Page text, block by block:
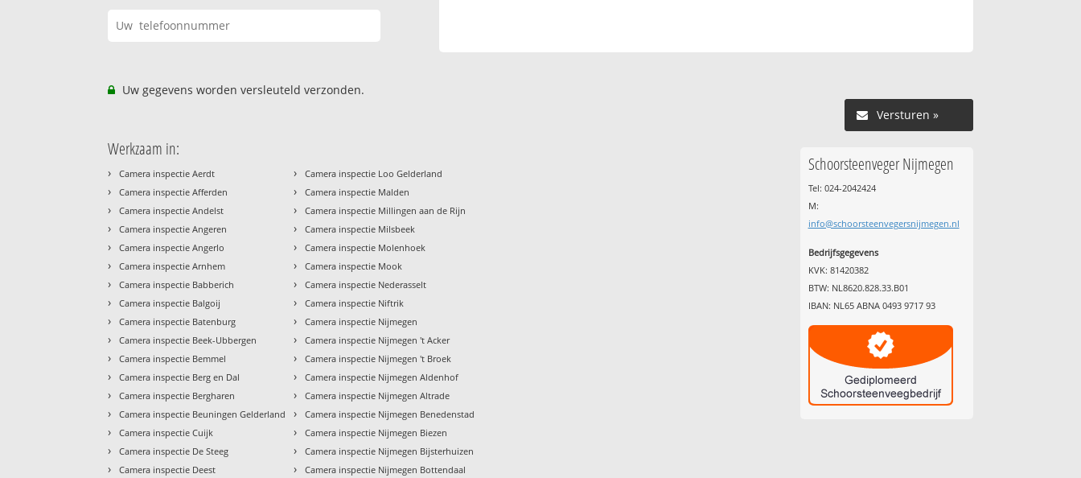
Uw gegevens worden versleuteld verzonden.
Versturen »
Werkzaam in:
› Camera inspectie Aerdt
› Camera inspectie Afferden
› Camera inspectie Andelst
› Camera inspectie Angeren
› Camera inspectie Angerlo
› Camera inspectie Arnhem
› Camera inspectie Babberich
› Camera inspectie Balgoij
› Camera inspectie Batenburg
› Camera inspectie Beek-Ubbergen
› Camera inspectie Bemmel
› Camera inspectie Berg en Dal
› Camera inspectie Bergharen
› Camera inspectie Beuningen Gelderland
› Camera inspectie Cuijk
› Camera inspectie De Steeg
› Camera inspectie Deest
› Camera inspectie Loo Gelderland
› Camera inspectie Malden
› Camera inspectie Millingen aan de Rijn
› Camera inspectie Milsbeek
› Camera inspectie Molenhoek
› Camera inspectie Mook
› Camera inspectie Nederasselt
› Camera inspectie Niftrik
› Camera inspectie Nijmegen
› Camera inspectie Nijmegen 't Acker
› Camera inspectie Nijmegen 't Broek
› Camera inspectie Nijmegen Aldenhof
› Camera inspectie Nijmegen Altrade
› Camera inspectie Nijmegen Benedenstad
› Camera inspectie Nijmegen Biezen
› Camera inspectie Nijmegen Bijsterhuizen
› Camera inspectie Nijmegen Bottendaal
Schoorsteenveger Nijmegen
Tel: 024-2042424
M:
info@schoorsteenvegersnijmegen.nl
Bedrijfsgegevens
KVK: 81420382
BTW: NL8620.828.33.B01
IBAN: NL65 ABNA 0493 9717 93